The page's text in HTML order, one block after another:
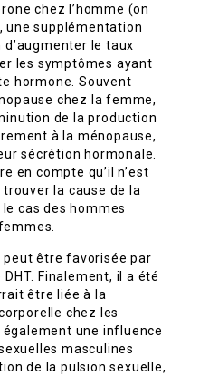
chez l’homme (on
une supplémentation
le taux
les symptômes ayant
hormone. Souvent
chez la femme,
de la production
à la ménopause,
sécrétion hormonale.
en compte qu’il n’est
la cause de la
cas des hommes
peut être favorisée par
Finalement, il a été
être liée à la
chez les
également une influence
masculines
de la pulsion sexuelle,